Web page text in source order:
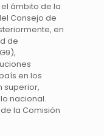
ámbito de la
Consejo de
en
de
en los
superior,
nacional.
la Comisión